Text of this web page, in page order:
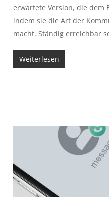
erwartete Version, die dem
indem sie die Art der
macht. Ständig erreichbar
Weiterlesen